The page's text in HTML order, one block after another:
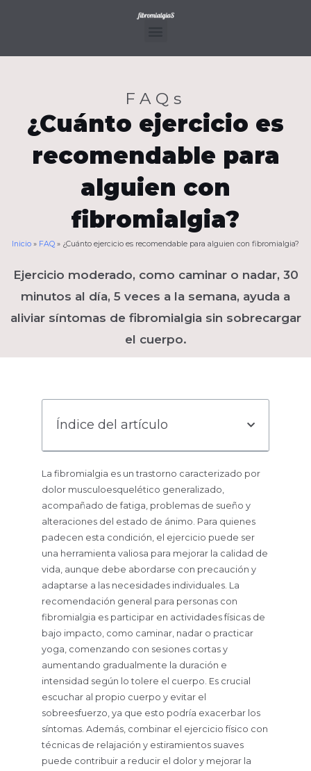
FAQs
¿Cuánto ejercicio es
recomendable para
alguien con
fibromialgia?
Inicio » FAQ » ¿Cuánto ejercicio es recomendable para alguien con fibromialgia?
Ejercicio moderado, como caminar o nadar, 30
minutos al día, 5 veces a la semana, ayuda a
aliviar síntomas de fibromialgia sin sobrecargar
el cuerpo.
Índice del artículo
La fibromialgia es un trastorno caracterizado por
dolor musculoesquelético generalizado,
acompañado de fatiga, problemas de sueño y
alteraciones del estado de ánimo. Para quienes
padecen esta condición, el ejercicio puede ser
una herramienta valiosa para mejorar la calidad de
vida, aunque debe abordarse con precaución y
adaptarse a las necesidades individuales. La
recomendación general para personas con
fibromialgia es participar en actividades físicas de
bajo impacto, como caminar, nadar o practicar
yoga, comenzando con sesiones cortas y
aumentando gradualmente la duración e
intensidad según lo tolere el cuerpo. Es crucial
escuchar al propio cuerpo y evitar el
sobreesfuerzo, ya que esto podría exacerbar los
síntomas. Además, combinar el ejercicio físico con
técnicas de relajación y estiramientos suaves
puede contribuir a reducir el dolor y mejorar la